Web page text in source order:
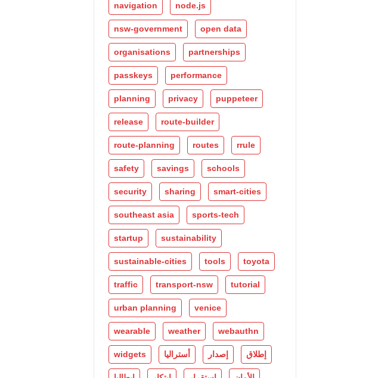
navigation node.js
nsw-government open data
organisations partnerships
passkeys performance
planning privacy puppeteer
release route-builder
route-planning routes rrule
safety savings schools
security sharing smart-cities
southeast asia sports-tech
startup sustainability
sustainable-cities tools toyota
traffic transport-nsw tutorial
urban planning venice
wearable weather webauthn
widgets أستراليا إصدار إطلاق